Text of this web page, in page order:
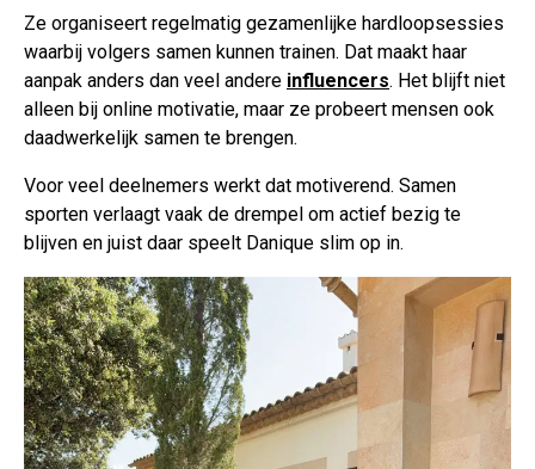
Ze organiseert regelmatig gezamenlijke hardloopsessies
waarbij volgers samen kunnen trainen. Dat maakt haar
aanpak anders dan veel andere influencers. Het blijft niet
alleen bij online motivatie, maar ze probeert mensen ook
daadwerkelijk samen te brengen.
Voor veel deelnemers werkt dat motiverend. Samen
sporten verlaagt vaak de drempel om actief bezig te
blijven en juist daar speelt Danique slim op in.